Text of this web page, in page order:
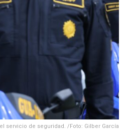
servicio de seguridad. /Foto: Gilber García